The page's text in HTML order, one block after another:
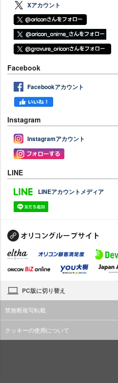
Xアカウント
Facebook
Facebookアカウント
Instagram
Instagramアカウント
LINE
LINEアカウントメディア
PC版に切り替え
禁無断複写転載
クッキーの使用について